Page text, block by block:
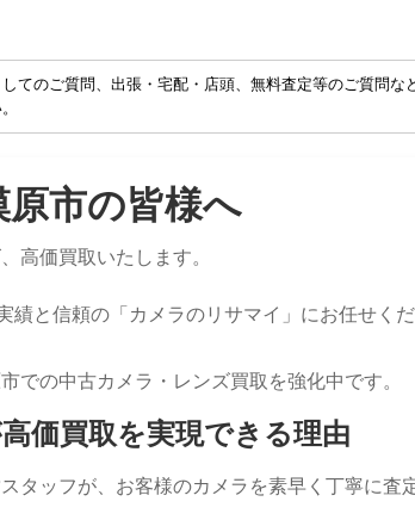
てのご質問、出張・宅配・店頭、無料査定等のご質問な
原市の皆様へ
高価買取いたします。
績と信頼の「カメラのリサマイ」にお任せくだ
での中古カメラ・レンズ買取を強化中です。
価買取を実現できる理由
タッフが、お客様のカメラを素早く丁寧に査定